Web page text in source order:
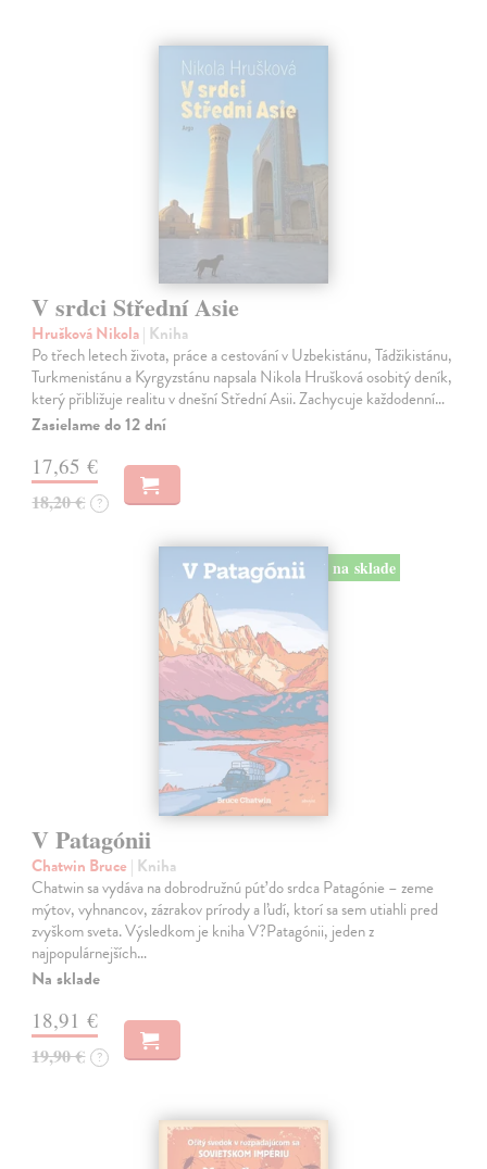
V srdci Střední Asie
Hrušková Nikola| Kniha
Po třech letech života, práce a cestování v Uzbekistánu, Tádžikistánu,
Turkmenistánu a Kyrgyzstánu napsala Nikola Hrušková osobitý deník,
který přibližuje realitu v dnešní Střední Asii. Zachycuje každodenní…
Zasielame do 12 dní
17,65 €
18,20 € ?
na sklade
V Patagónii
Chatwin Bruce | Kniha
Chatwin sa vydáva na dobrodružnú púť do srdca Patagónie – zeme
mýtov, vyhnancov, zázrakov prírody a ľudí, ktorí sa sem utiahli pred
zvyškom sveta. Výsledkom je kniha V?Patagónii, jeden z
najpopulárnejších…
Na sklade
18,91 €
19,90 € ?